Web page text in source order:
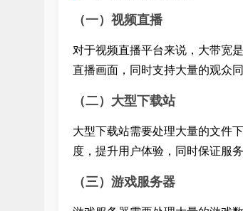
（一）视频直播
对于视频直播平台来说，大带宽
直播画面，同时支持大量的观众
（二）大型下载站
大型下载站需要处理大量的文件
度，提升用户体验，同时保证服
（三）游戏服务器